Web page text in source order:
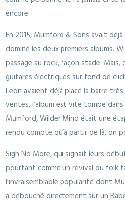
encore.
En 2015, Mumford & Sons avait
dominé les deux premiers albums.
passage au rock, façon stade.
guitares électriques sur fond de
Leon avaient déjà placé la barre
ventes, l’album est vite tombé
Mumford, Wilder Mind était une
rendu compte qu’à partir de là, on
Sigh No More, qui signait leurs
pourtant comme un revival du folk
l’invraisemblable popularité dont
a débouché directement sur un